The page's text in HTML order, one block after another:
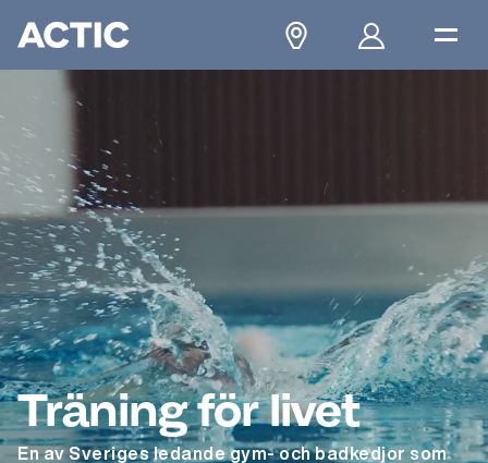
Träning för livet
En av Sveriges ledande gym- och badkedjor som